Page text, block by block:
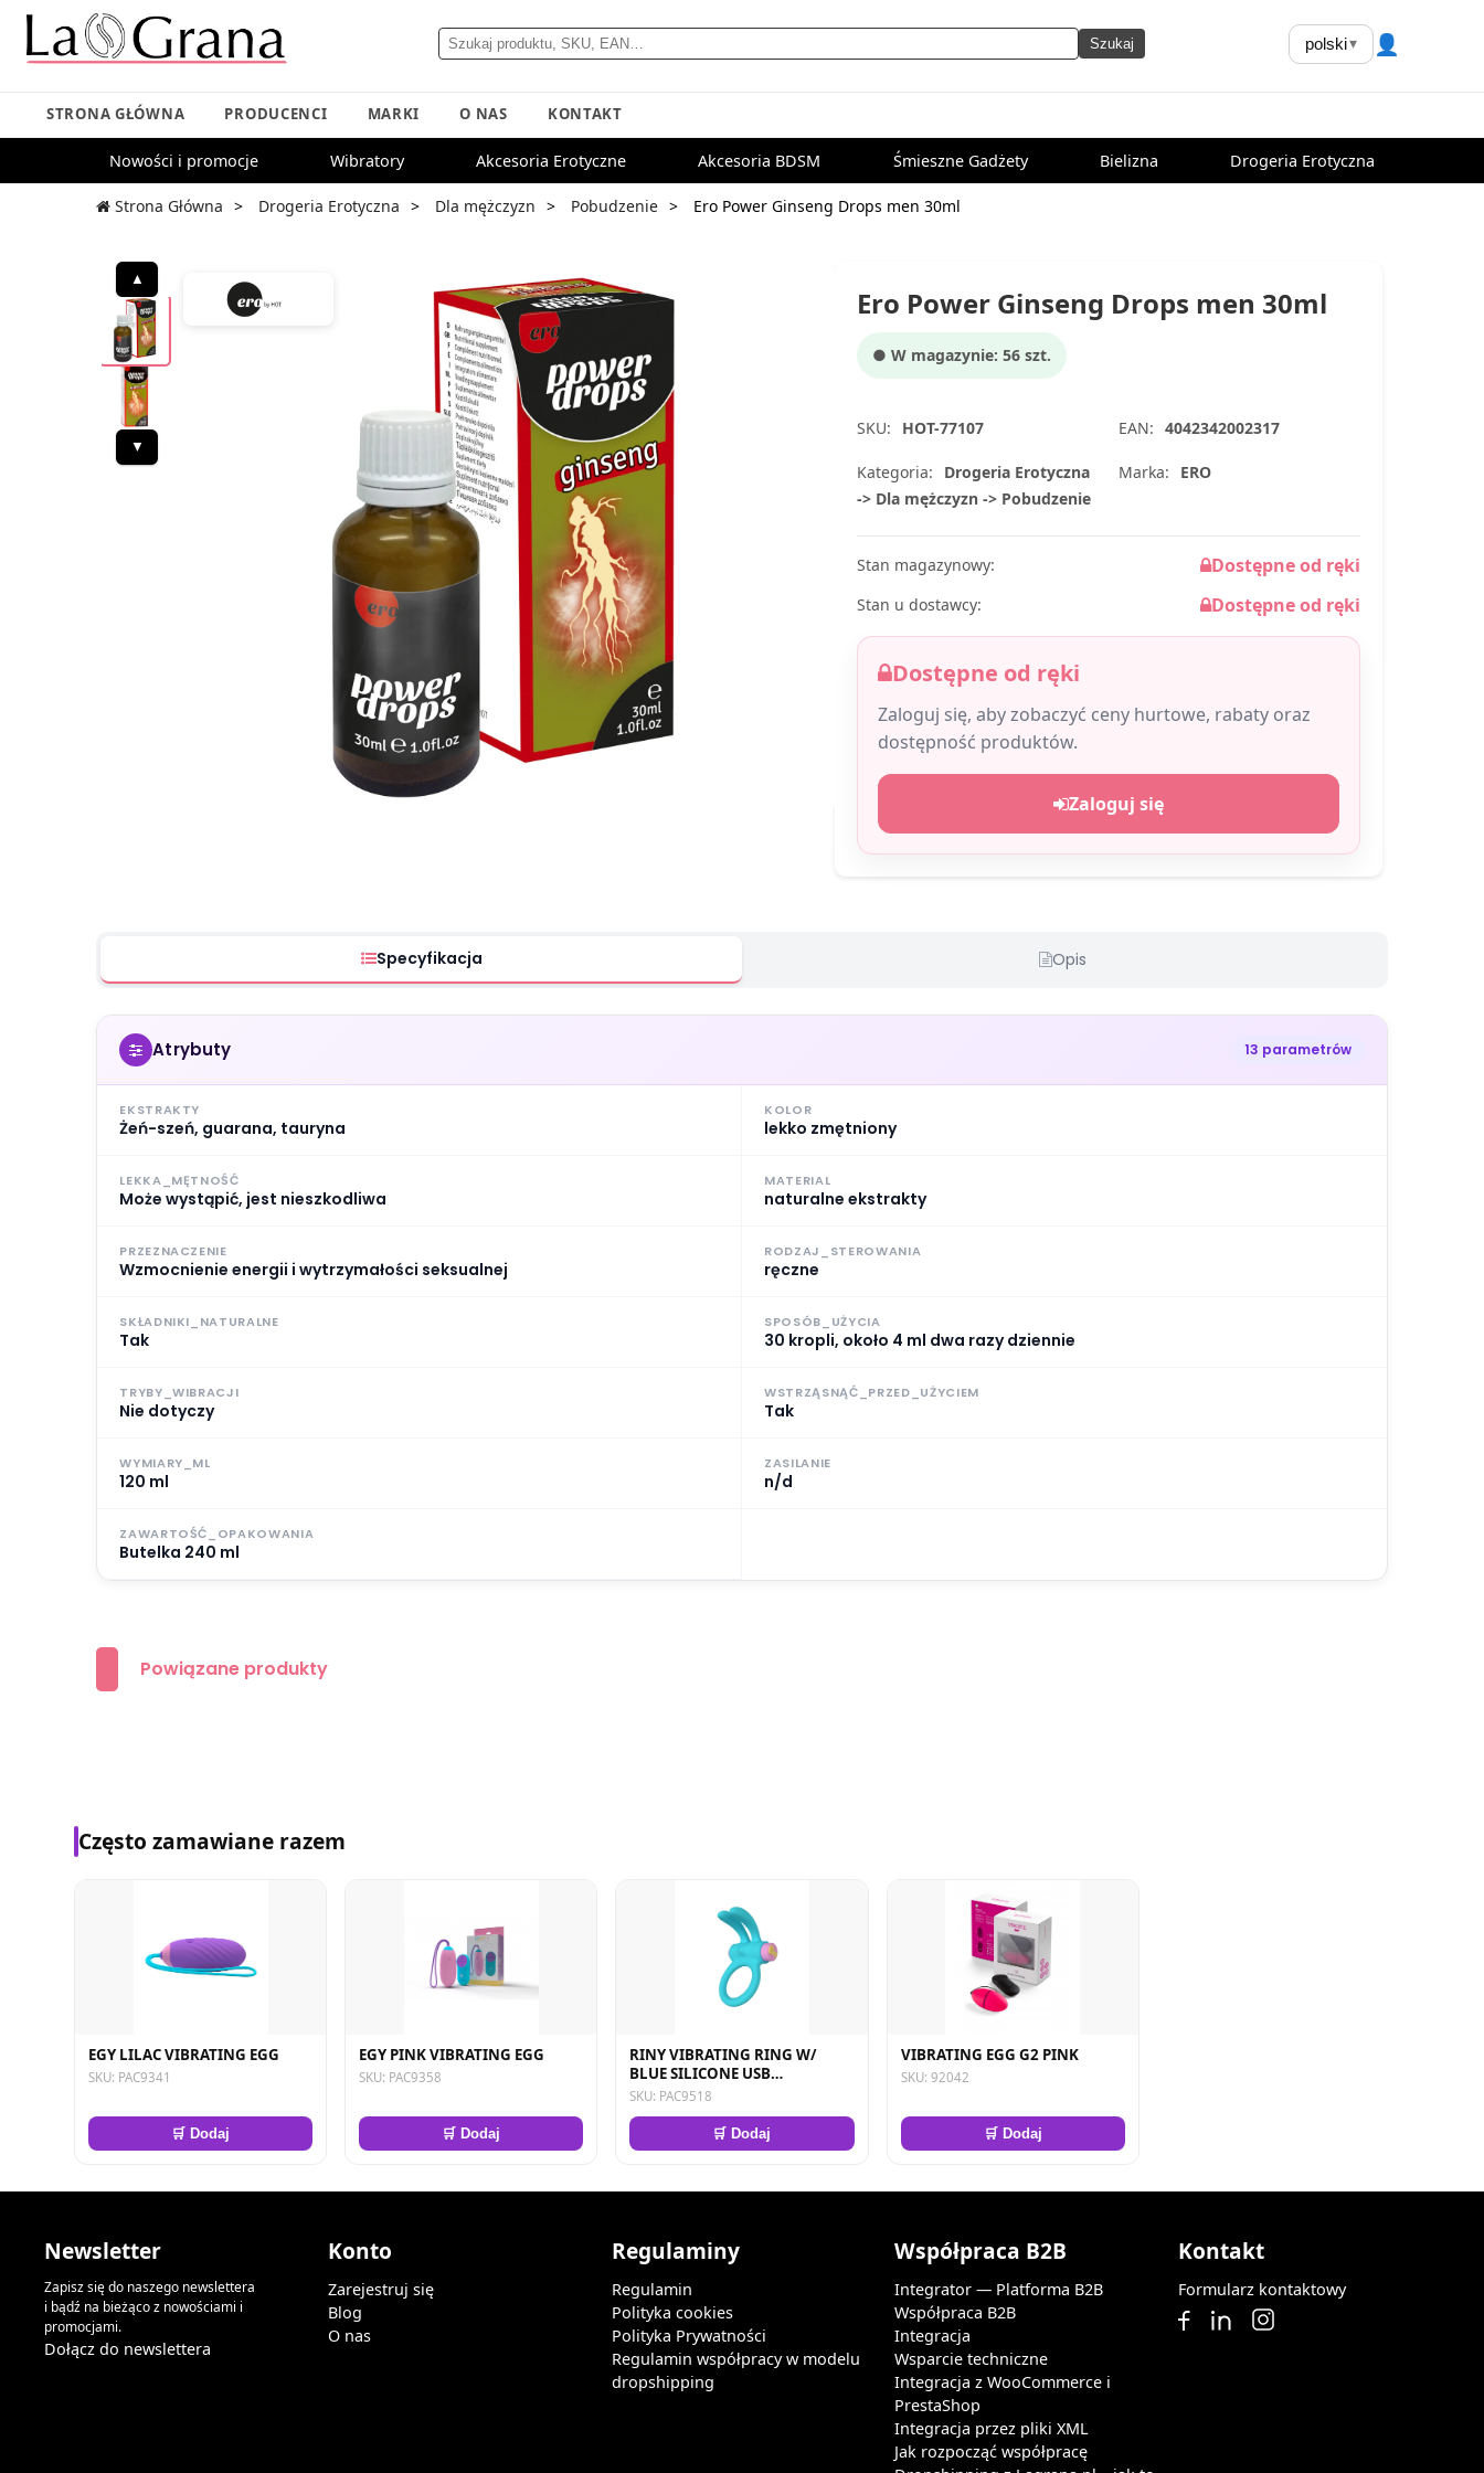
Szukaj polski▾ 👤
STRONA GŁÓWNA PRODUCENCI MARKI O NAS KONTAKT
Nowości i promocje Wibratory Akcesoria Erotyczne Akcesoria BDSM Śmieszne Gadżety Bielizna Drogeria Erotyczna
Strona Główna Drogeria Erotyczna Dla mężczyzn Pobudzenie Ero Power Ginseng Drops men 30ml
▲
▼
Ero Power Ginseng Drops men 30ml
● W magazynie: 56 szt.
SKU: HOT-77107 EAN: 4042342002317
Kategoria:
Drogeria Erotyczna
-> Dla mężczyzn -> Pobudzenie
Marka: ERO
Stan magazynowy: Dostępne od ręki
Stan u dostawcy: Dostępne od ręki
Dostępne od ręki
Zaloguj się, aby zobaczyć ceny hurtowe, rabaty oraz
dostępność produktów.
Zaloguj się
Specyfikacja Opis
Atrybuty 13 parametrów
EKSTRAKTY
Żeń-szeń, guarana, tauryna
KOLOR
lekko zmętniony
LEKKA_MĘTNOŚĆ
Może wystąpić, jest nieszkodliwa
MATERIAL
naturalne ekstrakty
PRZEZNACZENIE
Wzmocnienie energii i wytrzymałości seksualnej
RODZAJ_STEROWANIA
ręczne
SKŁADNIKI_NATURALNE
Tak
SPOSÓB_UŻYCIA
30 kropli, około 4 ml dwa razy dziennie
TRYBY_WIBRACJI
Nie dotyczy
WSTRZĄSNĄĆ_PRZED_UŻYCIEM
Tak
WYMIARY_ML
120 ml
ZASILANIE
n/d
ZAWARTOŚĆ_OPAKOWANIA
Butelka 240 ml
Powiązane produkty
Często zamawiane razem
EGY LILAC VIBRATING EGG
SKU: PAC9341
🛒 Dodaj
EGY PINK VIBRATING EGG
SKU: PAC9358
🛒 Dodaj
RINY VIBRATING RING W/
BLUE SILICONE USB
CONTROLLER
SKU: PAC9518
🛒 Dodaj
VIBRATING EGG G2 PINK
SKU: 92042
🛒 Dodaj
Newsletter
Zapisz się do naszego newslettera
i bądź na bieżąco z nowościami i
promocjami.
Dołącz do newslettera
Konto
Zarejestruj się
Blog
O nas
Regulaminy
Regulamin
Polityka cookies
Polityka Prywatności
Regulamin współpracy w modelu
dropshipping
Współpraca B2B
Integrator — Platforma B2B
Współpraca B2B
Integracja
Wsparcie techniczne
Integracja z WooCommerce i
PrestaShop
Integracja przez pliki XML
Jak rozpocząć współpracę
Kontakt
Formularz kontaktowy